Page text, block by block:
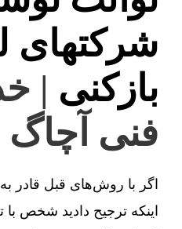
شرکتهای
بازکنی |
فنی آچاگ
اگر با روش‌های قبل قادر
اینکه ترجیح دادید شخص